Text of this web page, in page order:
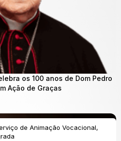
os 100 anos de Dom Pedro
Ação de Graças
de Animação Vocacional,